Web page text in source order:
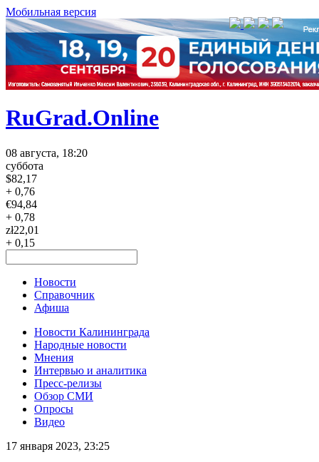
Мобильная версия
RuGrad.Online
08 августа, 18:20
суббота
$82,17
+ 0,76
€94,84
+ 0,78
zł22,01
+ 0,15
Новости
Справочник
Афиша
Новости Калининграда
Народные новости
Мнения
Интервью и аналитика
Пресс-релизы
Обзор СМИ
Опросы
Видео
17 января 2023, 23:25